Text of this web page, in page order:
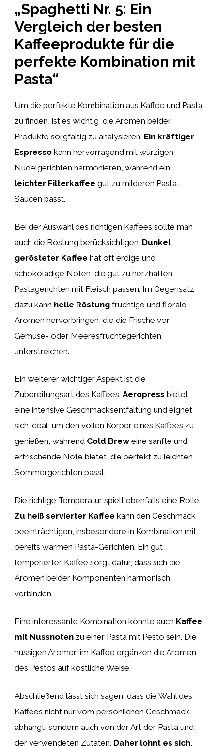
„Spaghetti Nr. 5: Ein
Vergleich der besten
Kaffeeprodukte für die
perfekte Kombination mit
Pasta“
Um die perfekte Kombination aus Kaffee und Pasta
zu finden, ist es wichtig, die Aromen beider
Produkte sorgfältig zu analysieren. Ein kräftiger
Espresso kann hervorragend mit würzigen
Nudelgerichten harmonieren, während ein
leichter Filterkaffee gut zu milderen Pasta-
Saucen passt.
Bei der Auswahl des richtigen Kaffees sollte man
auch die Röstung berücksichtigen. Dunkel
gerösteter Kaffee hat oft erdige und
schokoladige Noten, die gut zu herzhaften
Pastagerichten mit Fleisch passen. Im Gegensatz
dazu kann helle Röstung fruchtige und florale
Aromen hervorbringen, die die Frische von
Gemüse- oder Meeresfrüchtegerichten
unterstreichen.
Ein weiterer wichtiger Aspekt ist die
Zubereitungsart des Kaffees. Aeropress bietet
eine intensive Geschmacksentfaltung und eignet
sich ideal, um den vollen Körper eines Kaffees zu
genießen, während Cold Brew eine sanfte und
erfrischende Note bietet, die perfekt zu leichten
Sommergerichten passt.
Die richtige Temperatur spielt ebenfalls eine Rolle.
Zu heiß servierter Kaffee kann den Geschmack
beeinträchtigen, insbesondere in Kombination mit
bereits warmen Pasta-Gerichten. Ein gut
temperierter Kaffee sorgt dafür, dass sich die
Aromen beider Komponenten harmonisch
verbinden.
Eine interessante Kombination könnte auch Kaffee
mit Nussnoten zu einer Pasta mit Pesto sein. Die
nussigen Aromen im Kaffee ergänzen die Aromen
des Pestos auf köstliche Weise.
Abschließend lässt sich sagen, dass die Wahl des
Kaffees nicht nur vom persönlichen Geschmack
abhängt, sondern auch von der Art der Pasta und
der verwendeten Zutaten. Daher lohnt es sich,